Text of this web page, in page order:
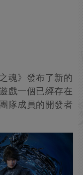
魂》發布了新的
戲一個已經存在
隊成員的開發者